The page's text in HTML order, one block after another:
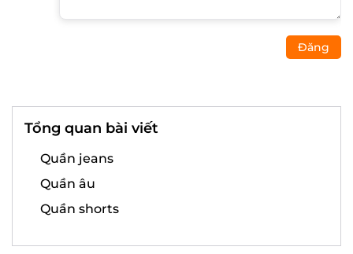
Đăng
Tổng quan bài viết
Quần jeans
Quần âu
Quần shorts